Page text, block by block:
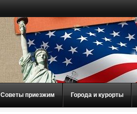
Советы приезжим Города и курорты